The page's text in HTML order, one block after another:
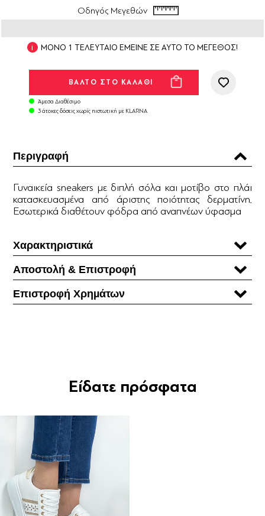
Οδηγός Μεγεθών
ΜΟΝΟ 1 ΤΕΛΕΥΤΑΙΟ ΕΜΕΙΝΕ ΣΕ ΑΥΤΟ ΤΟ ΜΕΓΕΘΟΣ!
Άμεσα Διαθέσιμο
3 άτοκες δόσεις χωρίς πιστωτική με KLARNA
Περιγραφή
Γυναικεία sneakers με διπλή σόλα και μοτίβο στο πλάι
κατασκευασμένα από άριστης ποιότητας δερματίνη.
Εσωτερικά διαθέτουν φόδρα από αναπνέων ύφασμα
Χαρακτηριστικά
Αποστολή & Επιστροφή
Επιστροφή Χρηµάτων
Είδατε πρόσφατα